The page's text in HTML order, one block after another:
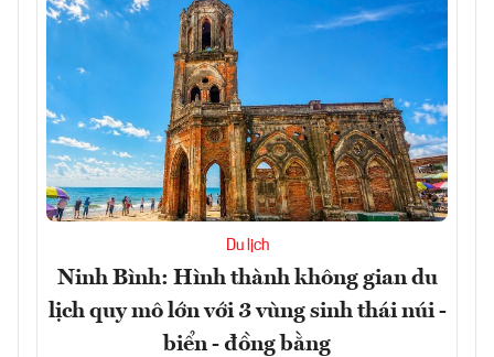
Du lịch
Ninh Bình: Hình thành không gian du
lịch quy mô lớn với 3 vùng sinh thái núi -
biển - đồng bằng